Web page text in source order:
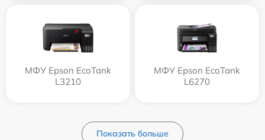
МФУ Epson EcoTank
L3210
МФУ Epson EcoTank
L6270
Показать больше